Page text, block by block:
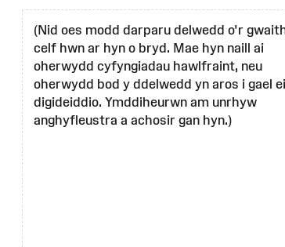
(Nid oes modd darparu delwedd o'r
celf hwn ar hyn o bryd. Mae hyn naill ai
oherwydd cyfyngiadau hawlfraint, neu
oherwydd bod y ddelwedd yn aros i gael ei
digideiddio. Ymddiheurwn am unrhyw
anghyfleustra a achosir gan hyn.)